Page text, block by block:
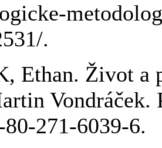
.
Ethan. Život a
Vondráček.
271-6039-6.